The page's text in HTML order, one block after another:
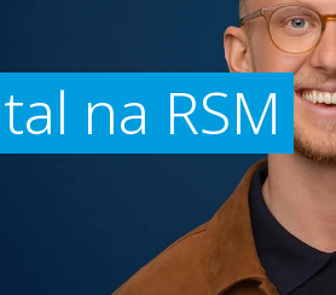
na RSM